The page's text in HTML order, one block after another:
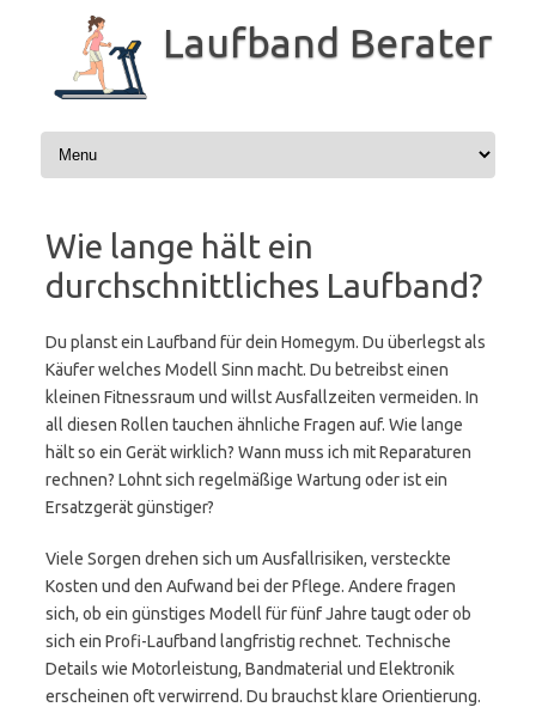
springen
Laufband Berater
Wie lange hält ein
durchschnittliches Laufband?
Du planst ein Laufband für dein Homegym. Du überlegst als
Käufer welches Modell Sinn macht. Du betreibst einen
kleinen Fitnessraum und willst Ausfallzeiten vermeiden. In
all diesen Rollen tauchen ähnliche Fragen auf. Wie lange
hält so ein Gerät wirklich? Wann muss ich mit Reparaturen
rechnen? Lohnt sich regelmäßige Wartung oder ist ein
Ersatzgerät günstiger?
Viele Sorgen drehen sich um Ausfallrisiken, versteckte
Kosten und den Aufwand bei der Pflege. Andere fragen
sich, ob ein günstiges Modell für fünf Jahre taugt oder ob
sich ein Profi-Laufband langfristig rechnet. Technische
Details wie Motorleistung, Bandmaterial und Elektronik
erscheinen oft verwirrend. Du brauchst klare Orientierung.